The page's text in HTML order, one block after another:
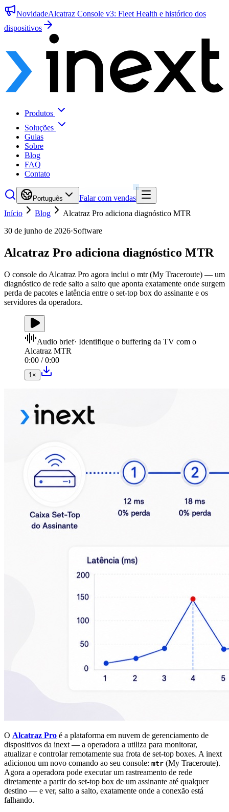
NovidadeAlcatraz Console v3: Fleet Health e histórico dos
dispositivos
Produtos
Soluções
Guias
Sobre
Blog
FAQ
Contato
Português
Falar com vendas
Início
Blog
Alcatraz Pro adiciona diagnóstico MTR
30 de junho de 2026·Software
Alcatraz Pro adiciona diagnóstico MTR
O console do Alcatraz Pro agora inclui o mtr (My Traceroute) — um
diagnóstico de rede salto a salto que aponta exatamente onde surgem
perda de pacotes e latência entre o set-top box do assinante e os
servidores da operadora.
Audio brief· Identifique o buffering da TV com o
Alcatraz MTR
0:00 /0:00
1 ×
O Alcatraz Pro é a plataforma em nuvem de gerenciamento de
dispositivos da inext — a operadora a utiliza para monitorar,
atualizar e controlar remotamente sua frota de set-top boxes. A inext
adicionou um novo comando ao seu console: mtr (My Traceroute).
Agora a operadora pode executar um rastreamento de rede
diretamente a partir do set-top box de um assinante até qualquer
destino — e ver, salto a salto, exatamente onde a conexão está
falhando.